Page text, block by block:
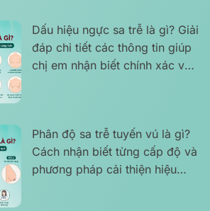
Dấu hiệu ngực sa trễ là gì? Giải
đáp chi tiết các thông tin giúp
chị em nhận biết chính xác và
Phân độ sa trễ tuyến vú là gì?
Cách nhận biết từng cấp độ và
phương pháp cải thiện hiệu